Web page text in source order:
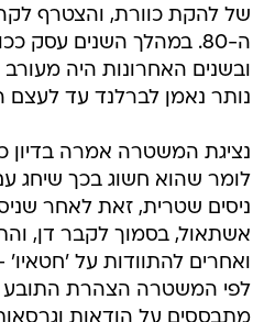
של להקת כוורת, והצטרף
ה-80. במהלך השנים עסק
ובשנים האחרונות היה
נותר נאמן לברלנד עד לעצם
נציגת המשטרה אמרה בדיון כי
לומר שהוא חשוג בכך שיחג
ניסים שטרית, זאת לאחר
אשתאול, בסמוך לקבר דן,
ואחרים להתוודות על
לפי המשטרה הצהרת התובע